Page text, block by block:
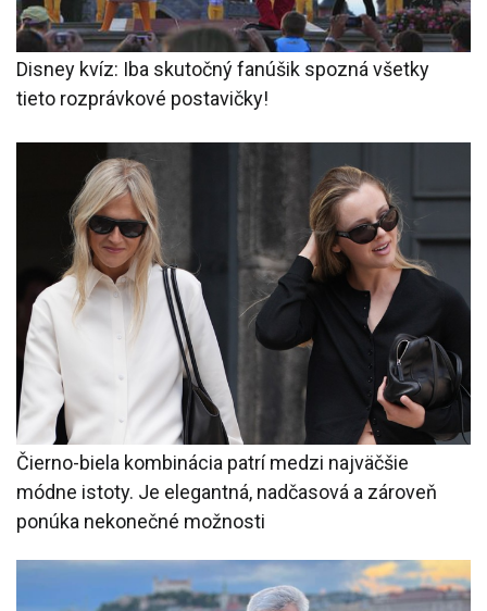
Disney kvíz: Iba skutočný fanúšik spozná všetky
tieto rozprávkové postavičky!
Čierno-biela kombinácia patrí medzi najväčšie
módne istoty. Je elegantná, nadčasová a zároveň
ponúka nekonečné možnosti